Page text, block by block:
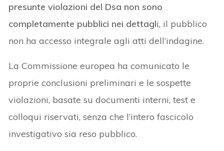
presunte violazioni del Dsa non sono
completamente pubblici nei dettagli, il pubblico
non ha accesso integrale agli atti dell’indagine.
La Commissione europea ha comunicato le
proprie conclusioni preliminari e le sospette
violazioni, basate su documenti interni, test e
colloqui riservati, senza che l’intero fascicolo
investigativo sia reso pubblico.